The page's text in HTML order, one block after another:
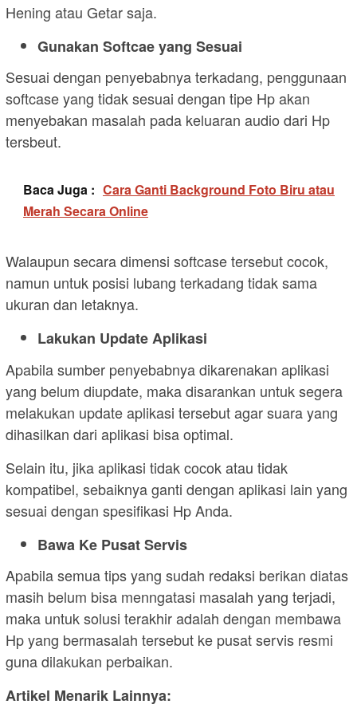
Hening atau Getar saja.
Gunakan Softcae yang Sesuai
Sesuai dengan penyebabnya terkadang, penggunaan
softcase yang tidak sesuai dengan tipe Hp akan
menyebakan masalah pada keluaran audio dari Hp
tersbeut.
Baca Juga : Cara Ganti Background Foto Biru atau
Merah Secara Online
Walaupun secara dimensi softcase tersebut cocok,
namun untuk posisi lubang terkadang tidak sama
ukuran dan letaknya.
Lakukan Update Aplikasi
Apabila sumber penyebabnya dikarenakan aplikasi
yang belum diupdate, maka disarankan untuk segera
melakukan update aplikasi tersebut agar suara yang
dihasilkan dari aplikasi bisa optimal.
Selain itu, jika aplikasi tidak cocok atau tidak
kompatibel, sebaiknya ganti dengan aplikasi lain yang
sesuai dengan spesifikasi Hp Anda.
Bawa Ke Pusat Servis
Apabila semua tips yang sudah redaksi berikan diatas
masih belum bisa menngatasi masalah yang terjadi,
maka untuk solusi terakhir adalah dengan membawa
Hp yang bermasalah tersebut ke pusat servis resmi
guna dilakukan perbaikan.
Artikel Menarik Lainnya: